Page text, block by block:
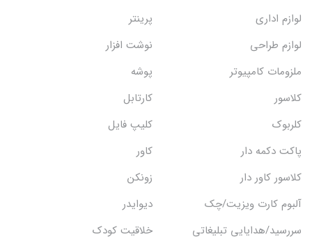
لوازم اداری
پرینتر
لوازم طراحی
نوشت افزار
ملزومات کامپیوتر
پوشه
کلاسور
کارتابل
کلربوک
کلیپ فایل
پاکت دکمه دار
کاور
کلاسور کاور دار
زونکن
آلبوم کارت ویزیت/چک
دیوایدر
سررسید/هدایایی تبلیغاتی
خلاقیت کودک